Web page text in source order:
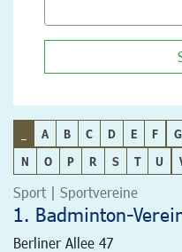
A B C D E F G
N
O P R S T U
Sport | Sportvereine
1. Badminton-
Berliner Allee 47